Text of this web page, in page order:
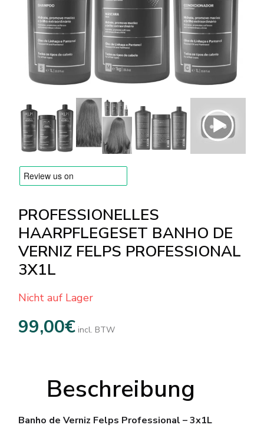
Versandarten & Zahlungsarten
Kontakt
PROFESSIONELLES
HAARPFLEGESET BANHO DE
VERNIZ FELPS PROFESSIONAL
3X1L
Nicht auf Lager
99,00€ incl. BTW
Beschreibung
Banho de Verniz Felps Professional – 3x1L